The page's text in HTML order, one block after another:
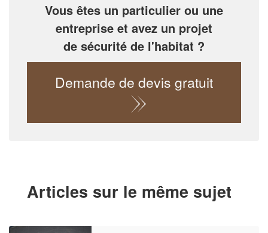
Vous êtes un particulier ou une
entreprise et avez un projet
de sécurité de l'habitat ?
Demande de devis gratuit
Articles sur le même sujet